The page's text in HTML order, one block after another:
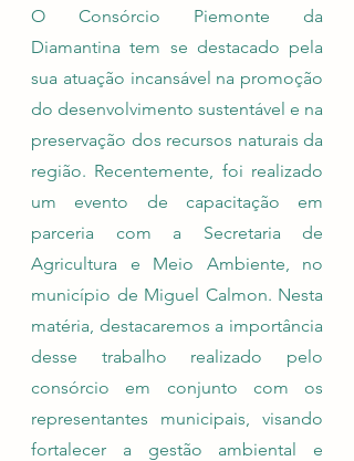
O Consórcio Piemonte da
Diamantina tem se destacado pela
sua atuação incansável na promoção
do desenvolvimento sustentável e na
preservação dos recursos naturais da
região. Recentemente, foi realizado
um evento de capacitação em
parceria com a Secretaria de
Agricultura e Meio Ambiente, no
município de Miguel Calmon. Nesta
matéria, destacaremos a importância
desse trabalho realizado pelo
consórcio em conjunto com os
representantes municipais, visando
fortalecer a gestão ambiental e